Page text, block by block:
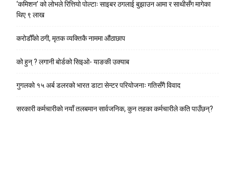
‘कमिशन’ को लोभले रित्तियो पोल्टाः साइबर ठगलाई बुझाउन आमा र साथीसँग मागेका
थिए ९ लाख
करोडौँको ठगी, मृतक व्यक्तिकै नाममा औंठाछाप
को हुन् ? लगानी बोर्डको सिइओ- याङकी उक्याब
गुगलको १५ अर्ब डलरको भारत डाटा सेन्टर परियोजनाः गतिसँगै विवाद
सरकारी कर्मचारीकाे नयाँ तलबमान सार्वजनिक, कुन तहका कर्मचारीले कति पाउँछन्?